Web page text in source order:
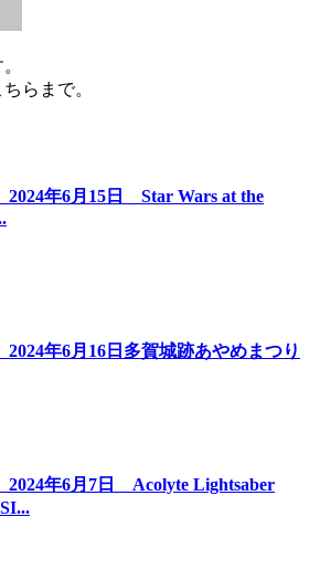
らまで。
2024年6月15日 Star Wars at the
2024年6月16日多賀城跡あやめまつり
2024年6月7日 Acolyte Lightsaber